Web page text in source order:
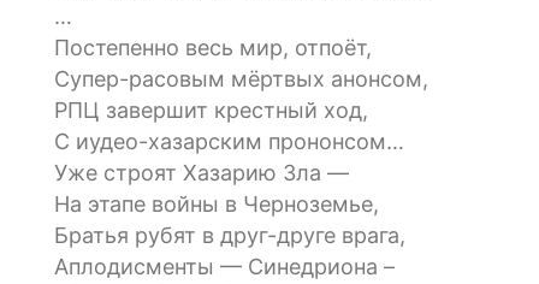
…
Постепенно весь мир, отпоёт,
Супер-расовым мёртвых анонсом,
РПЦ завершит крестный ход,
С иудео-хазарским прононсом…
Уже строят Хазарию Зла —
На этапе войны в Черноземье,
Братья рубят в друг-друге врага,
Аплодисменты — Синедриона –